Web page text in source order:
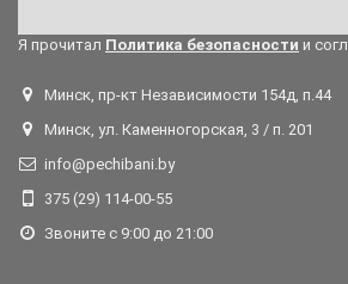
Я прочитал Политика безопасности и
Минск, пр-кт Независимости 154д, п.44
Минск, ул. Каменногорская, 3 / п. 201
info@pechibani.by
375 (29) 114-00-55
Звоните с 9:00 до 21:00